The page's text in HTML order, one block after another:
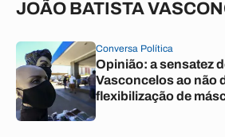
JOÃO BATISTA
Conversa Política
Opinião: a sensatez
Vasconcelos ao não
flexibilização de